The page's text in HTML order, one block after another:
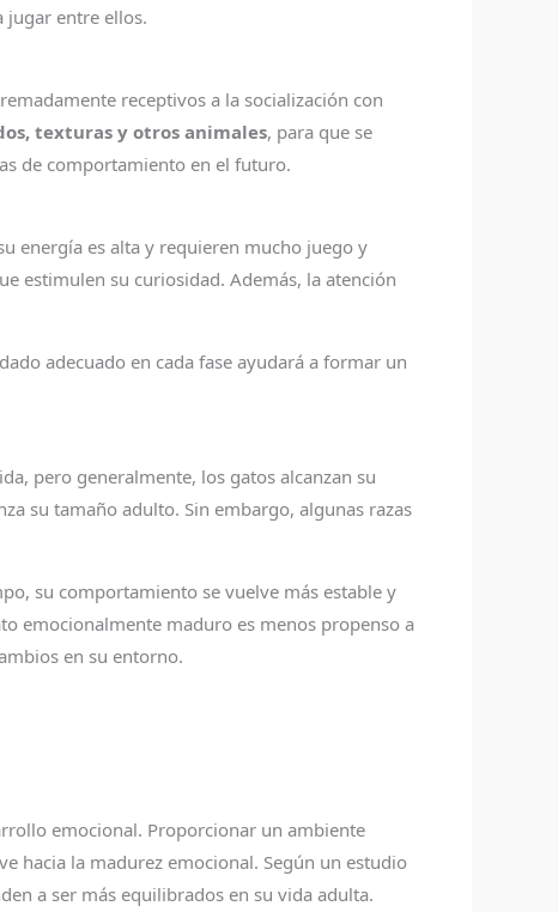
jugar entre ellos.
receptivos a la socialización con
texturas y otros animales, para que se
de comportamiento en el futuro.
energía es alta y requieren mucho juego y
estimulen su curiosidad. Además, la atención
adecuado en cada fase ayudará a formar un
pero generalmente, los gatos alcanzan su
su tamaño adulto. Sin embargo, algunas razas
su comportamiento se vuelve más estable y
emocionalmente maduro es menos propenso a
en su entorno.
emocional. Proporcionar un ambiente
hacia la madurez emocional. Según un estudio
a ser más equilibrados en su vida adulta.